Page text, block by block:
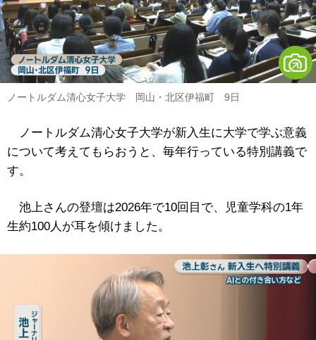
ノートルダム清心女子大学 岡山・北区伊福町 9日
ノートルダム清心女子大学が新入生に大学で学ぶ意義
について考えてもらおうと、毎年行っている特別講義で
す。
池上さんの登壇は2026年で10回目で、児童学科の1年
生約100人が耳を傾けました。